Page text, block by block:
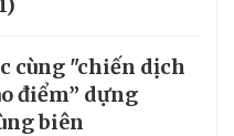
cùng "chiến dịch
điểm” dựng
biên